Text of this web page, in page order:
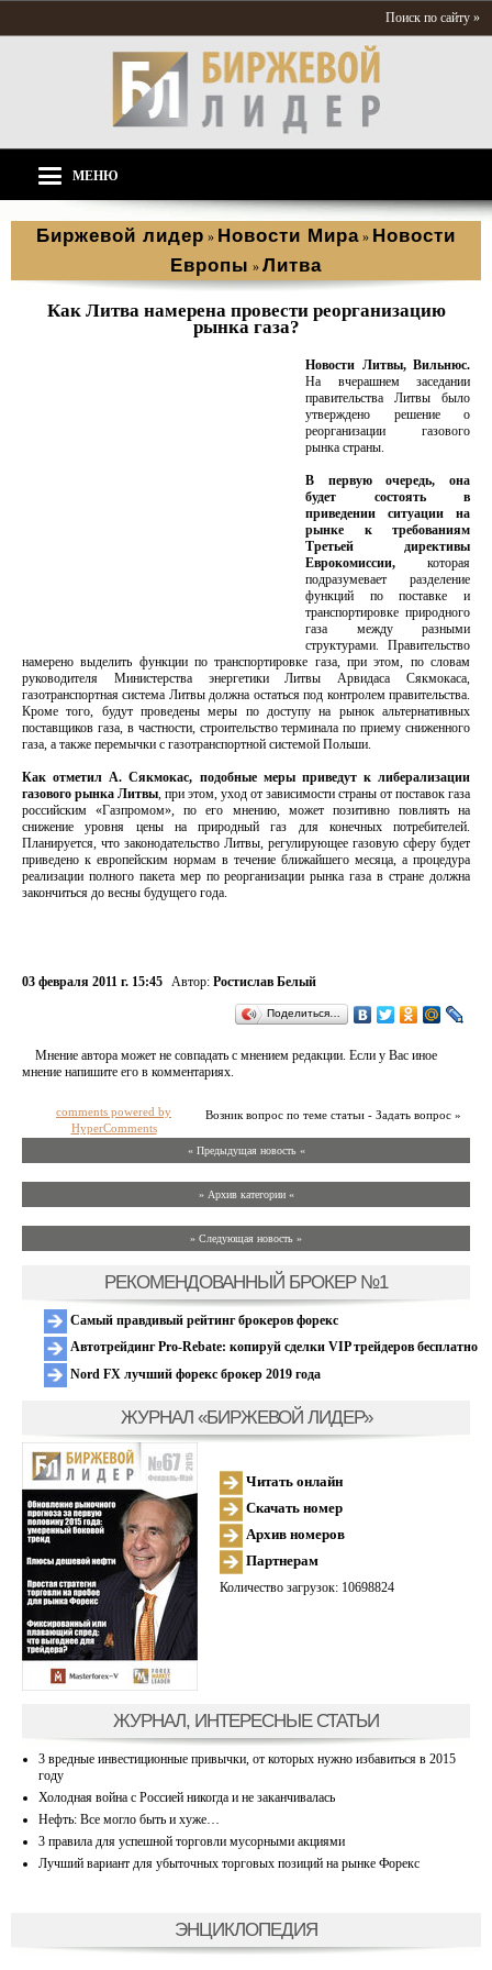
Поиск по сайту »
МЕНЮ
Биржевой лидер » Новости Мира » Новости
Европы » Литва
Как Литва намерена провести реорганизацию
рынка газа?
Новости Литвы, Вильнюс.
На вчерашнем заседании
правительства Литвы было
утверждено решение о
реорганизации газового
рынка страны.
В первую очередь, она
будет состоять в
приведении ситуации на
рынке к требованиям
Третьей директивы
Еврокомиссии, которая
подразумевает разделение
функций по поставке и
транспортировке природного
газа между разными
структурами. Правительство
намерено выделить функции по транспортировке газа, при этом, по словам
руководителя Министерства энергетики Литвы Арвидаса Сякмокаса,
газотранспортная система Литвы должна остаться под контролем правительства.
Кроме того, будут проведены меры по доступу на рынок альтернативных
поставщиков газа, в частности, строительство терминала по приему сниженного
газа, а также перемычки с газотранспортной системой Польши.
Как отметил А. Сякмокас, подобные меры приведут к либерализации
газового рынка Литвы, при этом, уход от зависимости страны от поставок газа
российским «Газпромом», по его мнению, может позитивно повлиять на
снижение уровня цены на природный газ для конечных потребителей.
Планируется, что законодательство Литвы, регулирующее газовую сферу будет
приведено к европейским нормам в течение ближайшего месяца, а процедура
реализации полного пакета мер по реорганизации рынка газа в стране должна
закончиться до весны будущего года.
03 февраля 2011 г. 15:45 Автор: Ростислав Белый
Поделиться…
Мнение автора может не совпадать с мнением редакции. Если у Вас иное
мнение напишите его в комментариях.
Возник вопрос по теме статьи - Задать вопрос »
comments powered by
HyperComments
« Предыдущая новость «
» Архив категории «
» Следующая новость »
РЕКОМЕНДОВАННЫЙ БРОКЕР №1
Самый правдивый рейтинг брокеров форекс
Автотрейдинг Pro-Rebate: копируй сделки VIP трейдеров бесплатно
Nord FX лучший форекс брокер 2019 года
ЖУРНАЛ «БИРЖЕВОЙ ЛИДЕР»
Читать онлайн
Скачать номер
Архив номеров
Партнерам
Количество загрузок: 10698824
ЖУРНАЛ, ИНТЕРЕСНЫЕ СТАТЬИ
3 вредные инвестиционные привычки, от которых нужно избавиться в 2015
году
Холодная война с Россией никогда и не заканчивалась
Нефть: Все могло быть и хуже…
3 правила для успешной торговли мусорными акциями
Лучший вариант для убыточных торговых позиций на рынке Форекс
ЭНЦИКЛОПЕДИЯ